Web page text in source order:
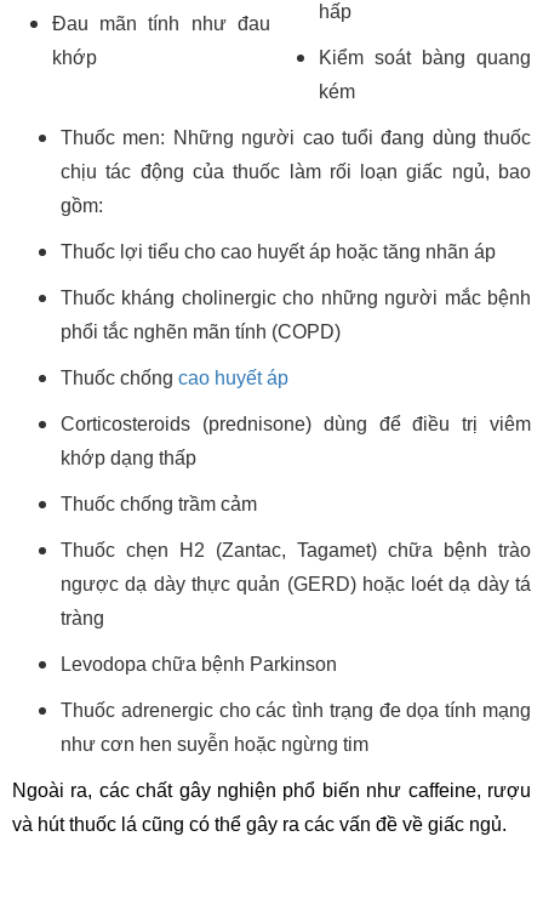
Đau mãn tính như đau
khớp
hấp
Kiểm soát bàng quang
kém
Thuốc men: Những người cao tuổi đang dùng thuốc
chịu tác động của thuốc làm rối loạn giấc ngủ, bao
gồm:
Thuốc lợi tiểu cho cao huyết áp hoặc tăng nhãn áp
Thuốc kháng cholinergic cho những người mắc bệnh
phổi tắc nghẽn mãn tính (COPD)
Thuốc chống cao huyết áp
Corticosteroids (prednisone) dùng để điều trị viêm
khớp dạng thấp
Thuốc chống trầm cảm
Thuốc chẹn H 2 (Zantac, Tagamet) chữa bệnh trào
ngược dạ dày thực quản (GERD) hoặc loét dạ dày tá
tràng
Levodopa chữa bệnh Parkinson
Thuốc adrenergic cho các tình trạng đe dọa tính mạng
như cơn hen suyễn hoặc ngừng tim
Ngoài ra, các chất gây nghiện phổ biến như caffeine, rượu
và hút thuốc lá cũng có thể gây ra các vấn đề về giấc ngủ.